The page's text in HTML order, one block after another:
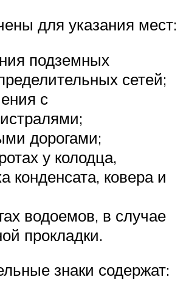
для указания мест:
подземных
сетей;
с
дорогами;
у колодца,
конденсата, ковера и
водоемов, в случае
прокладки.
знаки содержат: